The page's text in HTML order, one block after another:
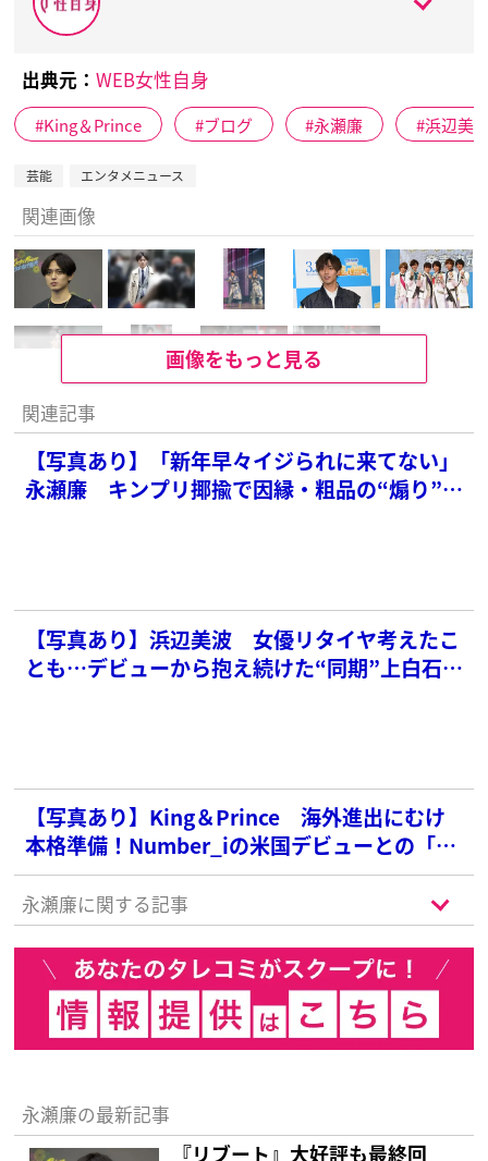
出典元： WEB女性自身
King＆Prince ブログ 永瀬廉 浜辺美
芸能 エンタメニュース
関連画像
画像をもっと見る
関連記事
【写真あり】「新年早々イジられに来てない」
永瀬廉 キンプリ揶揄で因縁・粗品の“煽り”へ
【写真あり】浜辺美波 女優リタイヤ考えたこ
とも…デビューから抱え続けた“同期”上白石姉
【写真あり】King＆Prince 海外進出にむけ
本格準備！Number_iの米国デビューとの「方
針の違い」
永瀬廉に関する記事
永瀬廉の最新記事
『リブート』大好評も最終回